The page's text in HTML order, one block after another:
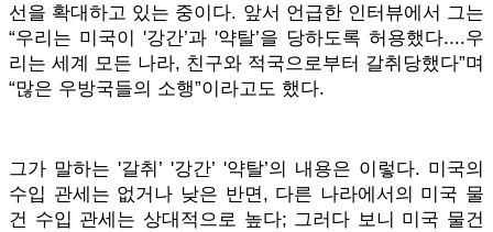
선을 확대하고 있는 중이다. 앞서 언급한 인터뷰에서 그는
“우리는 미국이 '강간’과 '약탈’을 당하도록 허용했다....우
리는 세계 모든 나라, 친구와 적국으로부터 갈취당했다”며
“많은 우방국들의 소행”이라고도 했다.
그가 말하는 '갈취’ '강간’ '약탈’의 내용은 이렇다. 미국의
수입 관세는 없거나 낮은 반면, 다른 나라에서의 미국 물
건 수입 관세는 상대적으로 높다; 그러다 보니 미국 물건